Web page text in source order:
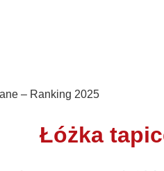
– Ranking 2025
Łóżka